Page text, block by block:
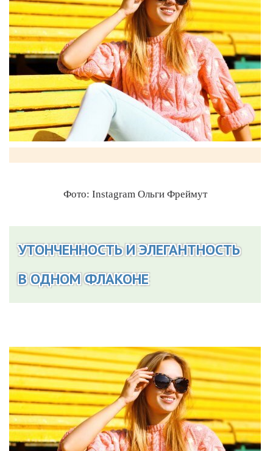
Фото: Instagram Ольги Фреймут
УТОНЧЕННОСТЬ И ЭЛЕГАНТНОСТЬ
В ОДНОМ ФЛАКОНЕ